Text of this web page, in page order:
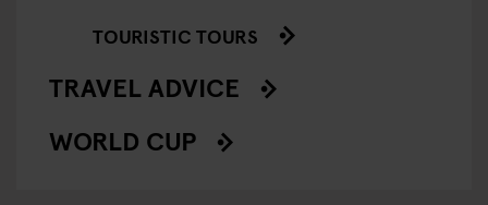
TOURISTIC TOURS
TRAVEL ADVICE
WORLD CUP